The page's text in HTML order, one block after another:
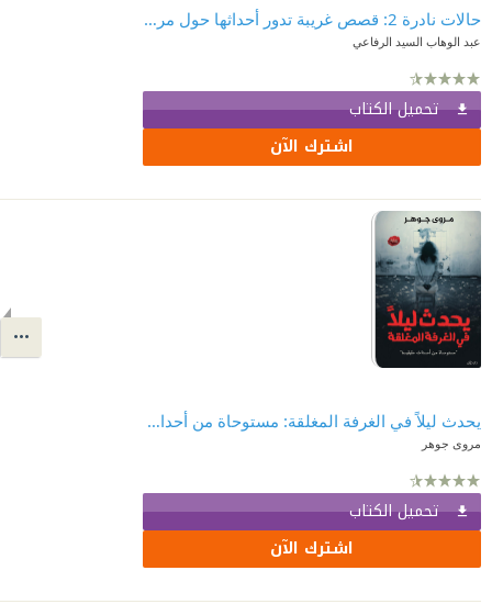
حالات نادرة 2: قصص غريبة تدور أحداثها حول مراهقات كويتيات
عبد الوهاب السيد الرفاعي
تحميل الكتاب
اشترك الآن
يحدث ليلاً في الغرفة المغلقة: مستوحاة من أحداث حقيقية
مروى جوهر
تحميل الكتاب
اشترك الآن